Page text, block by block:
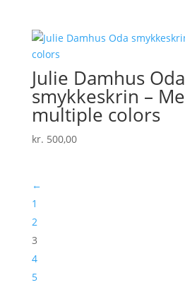
Julie Damhus Oda
smykkeskrin –
multiple colors
kr. 500,00
←
1
2
3
4
5